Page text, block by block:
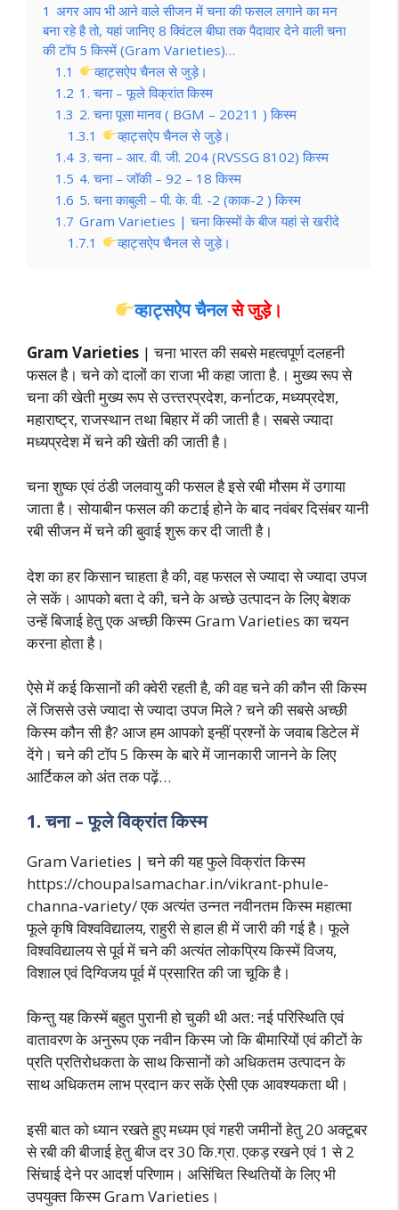
1 अगर आप भी आने वाले सीजन में चना की फसल लगाने का मन
बना रहे है तो, यहां जानिए 8 क्विंटल बीघा तक पैदावार देने वाली चना
की टॉप 5 किस्में (Gram Varieties)…
1.1
व्हाट्सऐप चैनल से जुड़े।
1.2 1. चना – फूले विक्रांत किस्म
1.3 2. चना पूसा मानव ( BGM – 20211 ) किस्म
1.3.1
व्हाट्सऐप चैनल से जुड़े।
1.4 3. चना – आर. वी. जी. 204 (RVSSG 8102) किस्म
1.5 4. चना – जॉकी – 92 – 18 किस्म
1.6 5. चना काबुली – पी. के. वी. -2 (काक-2 ) किस्म
1.7 Gram Varieties | चना किस्मों के बीज यहां से खरीदे
1.7.1
व्हाट्सऐप चैनल से जुड़े।
व्हाट्सऐप चैनलसे जुड़े।
Gram Varieties | चना भारत की सबसे महत्वपूर्ण दलहनी
फसल है। चने को दालों का राजा भी कहा जाता है.। मुख्य रूप से
चना की खेती मुख्य रूप से उत्त्तरप्रदेश, कर्नाटक, मध्यप्रदेश,
महाराष्ट्र, राजस्थान तथा बिहार में की जाती है। सबसे ज्यादा
मध्यप्रदेश में चने की खेती की जाती है।
चना शुष्क एवं ठंडी जलवायु की फसल है इसे रबी मौसम में उगाया
जाता है। सोयाबीन फसल की कटाई होने के बाद नवंबर दिसंबर यानी
रबी सीजन में चने की बुवाई शुरू कर दी जाती है।
देश का हर किसान चाहता है की, वह फसल से ज्यादा से ज्यादा उपज
ले सकें। आपको बता दे की, चने के अच्छे उत्पादन के लिए बेशक
उन्हें बिजाई हेतु एक अच्छी किस्म Gram Varieties का चयन
करना होता है।
ऐसे में कई किसानों की क्वेरी रहती है, की वह चने की कौन सी किस्म
लें जिससे उसे ज्यादा से ज्यादा उपज मिले ? चने की सबसे अच्छी
किस्म कौन सी है? आज हम आपको इन्हीं प्रश्नों के जवाब डिटेल में
देंगे। चने की टॉप 5 किस्म के बारे में जानकारी जानने के लिए
आर्टिकल को अंत तक पढ़ें…
1. चना – फूले विक्रांत किस्म
Gram Varieties | चने की यह फुले विक्रांत किस्म
https://choupalsamachar.in/vikrant-phule-
channa-variety/ एक अत्यंत उन्नत नवीनतम किस्म महात्मा
फूले कृषि विश्वविद्यालय, राहुरी से हाल ही में जारी की गई है। फूले
विश्वविद्यालय से पूर्व में चने की अत्यंत लोकप्रिय किस्में विजय,
विशाल एवं दिग्विजय पूर्व में प्रसारित की जा चूकि है।
किन्तु यह किस्में बहुत पुरानी हो चुकी थी अत: नई परिस्थिति एवं
वातावरण के अनुरूप एक नवीन किस्म जो कि बीमारियों एवं कीटों के
प्रति प्रतिरोधकता के साथ किसानों को अधिकतम उत्पादन के
साथ अधिकतम लाभ प्रदान कर सकें ऐसी एक आवश्यकता थी।
इसी बात को ध्यान रखते हुए मध्यम एवं गहरी जमीनों हेतु 20 अक्टूबर
से रबी की बीजाई हेतु बीज दर 30 कि.ग्रा. एकड़ रखने एवं 1 से 2
सिंचाई देने पर आदर्श परिणाम। असिंचित स्थितियों के लिए भी
उपयुक्त किस्म Gram Varieties।